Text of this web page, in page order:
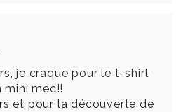
je craque pour le t-shirt
mec!!
et pour la découverte de